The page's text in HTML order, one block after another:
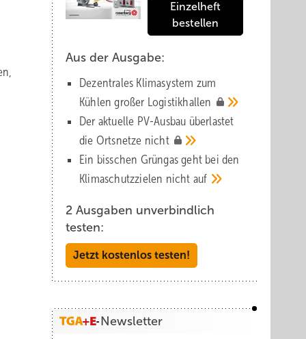
Einzelheft
bestellen
Aus der Ausgabe:
Dezentrales Klimasystem zum
Kühlen großer Logistik­hallen
Der aktuelle PV-Ausbau über­lastet
die Orts­netze nicht
Ein bisschen Grüngas geht bei den
Klima­schutz­zielen nicht auf
2 Ausgaben unverbindlich
testen:
Jetzt kostenlos testen!
Newsletter